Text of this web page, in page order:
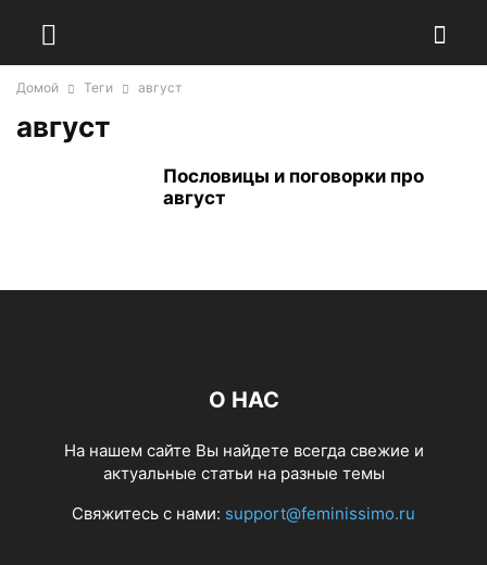
Домой Теги август
август
Пословицы и поговорки про
август
О НАС
На нашем сайте Вы найдете всегда свежие и
актуальные статьи на разные темы
Свяжитесь с нами: support@feminissimo.ru